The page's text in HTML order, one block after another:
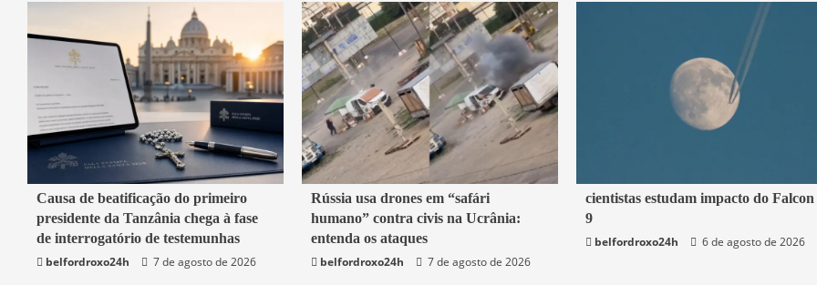
4 min read
Mundo
Causa de beatificação do primeiro
presidente da Tanzânia chega à fase
de interrogatório de testemunhas
belfordroxo24h
7 de agosto de 2026
2 min read
Mundo
Rússia usa drones em “safári
humano” contra civis na Ucrânia:
entenda os ataques
belfordroxo24h
7 de agosto de 2026
2 min read
Mundo
cientistas estudam impacto do Falcon
9
belfordroxo24h
6 de agosto de 2026